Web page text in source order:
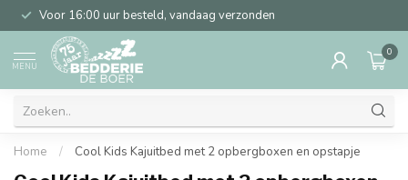
Voor 16:00 uur besteld, vandaag verzonden
MENU
0
Home / Cool Kids Kajuitbed met 2 opbergboxen en opstapje